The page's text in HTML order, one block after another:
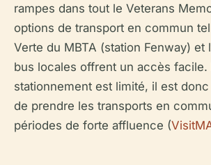
rampes dans tout le Veterans
options de transport en commun
Verte du MBTA (station Fenway) et
bus locales offrent un accès facile.
stationnement est limité, il est
de prendre les transports en
périodes de forte affluence (